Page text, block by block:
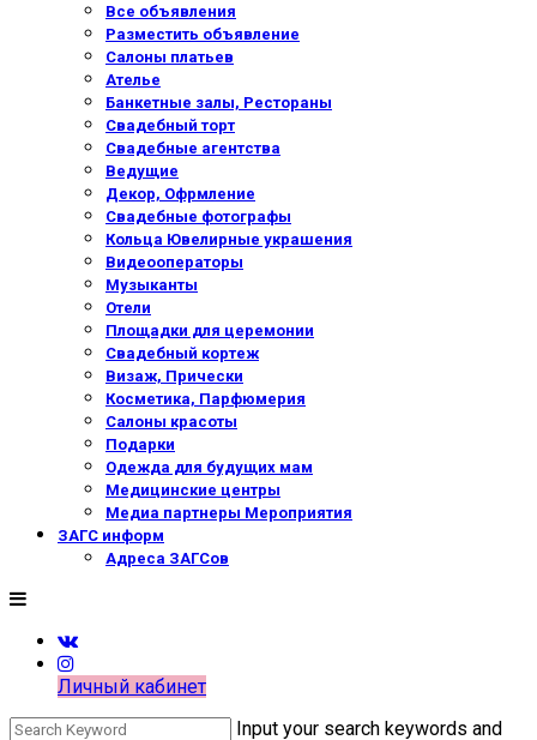
Все объявления
Разместить объявление
Салоны платьев
Ателье
Банкетные залы, Рестораны
Свадебный торт
Свадебные агентства
Ведущие
Декор, Офрмление
Свадебные фотографы
Кольца Ювелирные украшения
Видеооператоры
Музыканты
Отели
Площадки для церемонии
Свадебный кортеж
Визаж, Прически
Косметика, Парфюмерия
Салоны красоты
Подарки
Одежда для будущих мам
Медицинские центры
Медиа партнеры Мероприятия
ЗАГС информ
Адреса ЗАГСов
Личный кабинет
Input your search keywords and